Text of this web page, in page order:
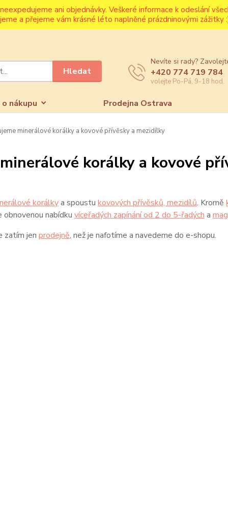
ani objednávky. Veškeré informace k odeslání
a přejeme vám krásné léto naplněné prázdninovými zážitky
nákupu Prodejna Ostrava
Hledat
Nevíte si rady?
+420 774 719 784
volejte Po-Pá, 9-18 hod.
minerálové korálky a kovové přívěsky a mezidílky
korálky a kovové
korálkya spoustu kovových přívěsků, mezidílů. Kromě
obnovenou nabídku víceřadých zapínání od 2 do 5-řadých a
zatím jen prodejně, než je nafotíme a navedeme do e-shopu.